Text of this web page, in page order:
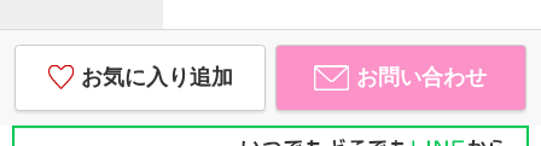
お気に入り追加 お問い合わせ